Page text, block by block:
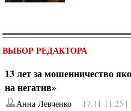
ВЫБОР РЕДАКТОРА
13 лет за мошенничество
на негатив»
Анна Левченко 17.11 11:25